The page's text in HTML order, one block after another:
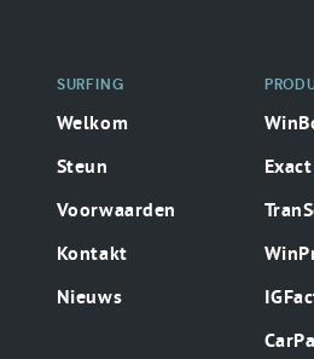
SURFING
Welkom
Steun
Voorwaarden
Kontakt
Nieuws